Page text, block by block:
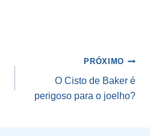
PRÓXIMO
O Cisto de Baker é
perigoso para o joelho?